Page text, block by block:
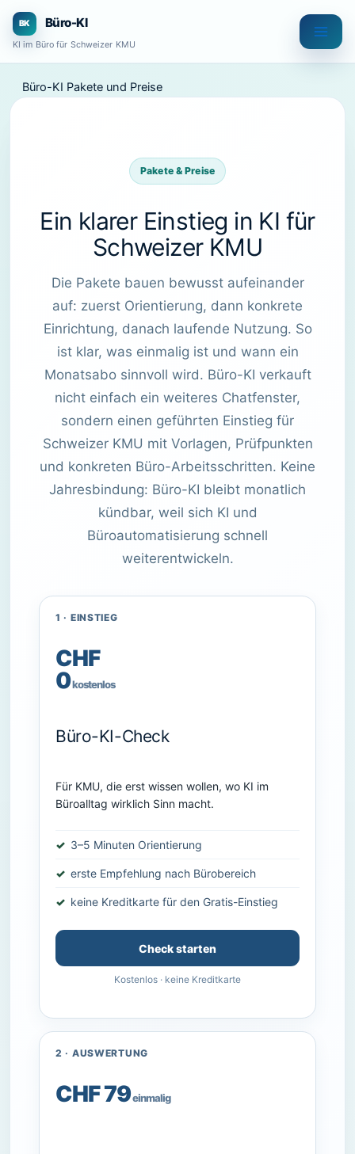
Zum
Inhalt
springen
Büro-KI
KI im Büro für Schweizer KMU
Büro-KI Pakete und Preise
Pakete & Preise
Ein klarer Einstieg in KI für
Schweizer KMU
Die Pakete bauen bewusst aufeinander
auf: zuerst Orientierung, dann konkrete
Einrichtung, danach laufende Nutzung. So
ist klar, was einmalig ist und wann ein
Monatsabo sinnvoll wird. Büro-KI verkauft
nicht einfach ein weiteres Chatfenster,
sondern einen geführten Einstieg für
Schweizer KMU mit Vorlagen, Prüfpunkten
und konkreten Büro-Arbeitsschritten. Keine
Jahresbindung: Büro-KI bleibt monatlich
kündbar, weil sich KI und
Büroautomatisierung schnell
weiterentwickeln.
1 · EINSTIEG
CHF
0kostenlos
Büro-KI-Check
Für KMU, die erst wissen wollen, wo KI im
Büroalltag wirklich Sinn macht.
3–5 Minuten Orientierung
erste Empfehlung nach Bürobereich
keine Kreditkarte für den Gratis-Einstieg
Check starten
Kostenlos · keine Kreditkarte
2 · AUSWERTUNG
CHF 79einmalig